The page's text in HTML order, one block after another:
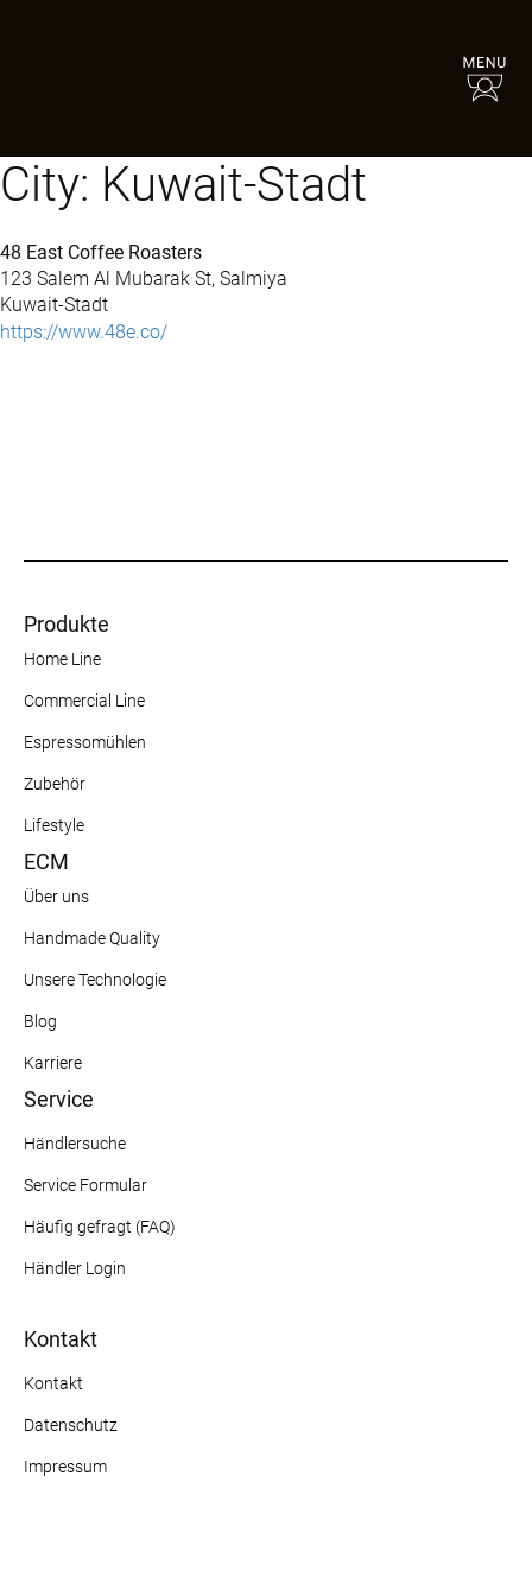
City: Kuwait-Stadt
48 East Coffee Roasters
123 Salem Al Mubarak St, Salmiya
Kuwait-Stadt
https://www.48e.co/
Produkte
Home Line
Commercial Line
Espressomühlen
Zubehör
Lifestyle
ECM
Über uns
Handmade Quality
Unsere Technologie
Blog
Karriere
Service
Händlersuche
Service Formular
Häufig gefragt (FAQ)
Händler Login
Kontakt
Kontakt
Datenschutz
Impressum